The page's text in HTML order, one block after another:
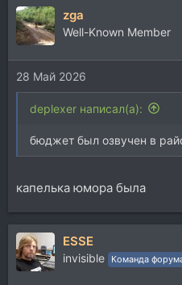
zga
Well-Known Member
28 Май 2026
deplexer написал(а):
бюджет был озвучен в
капелька юмора была
ESSE
invisible Команда